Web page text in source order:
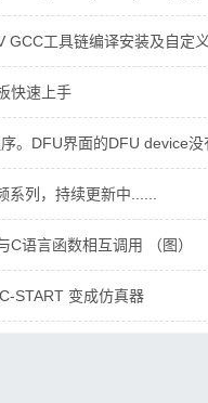
GCC工具链编译安装及自定
快速上手
。DFU界面的DFU device没
系列，持续更新中......
C语言函数相互调用 （图）
START 变成仿真器